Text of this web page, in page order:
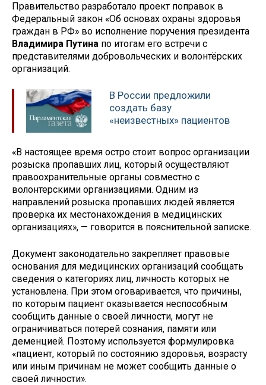
Правительство разработало проект поправок в
Федеральный закон «Об основах охраны здоровья
граждан в РФ» во исполнение поручения президента
Владимира Путина по итогам его встречи с
представителями добровольческих и волонтёрских
организаций.
В России предложили
создать базу
«неизвестных» пациентов
«В настоящее время остро стоит вопрос организации
розыска пропавших лиц, который осуществляют
правоохранительные органы совместно с
волонтерскими организациями. Одним из
направлений розыска пропавших людей является
проверка их местонахождения в медицинских
организациях», — говорится в пояснительной записке.
Документ законодательно закрепляет правовые
основания для медицинских организаций сообщать
сведения о категориях лиц, личность которых не
установлена. При этом оговаривается, что причины,
по которым пациент оказывается неспособным
сообщить данные о своей личности, могут не
ограничиваться потерей сознания, памяти или
деменцией. Поэтому используется формулировка
«пациент, который по состоянию здоровья, возрасту
или иным причинам не может сообщить данные о
своей личности».